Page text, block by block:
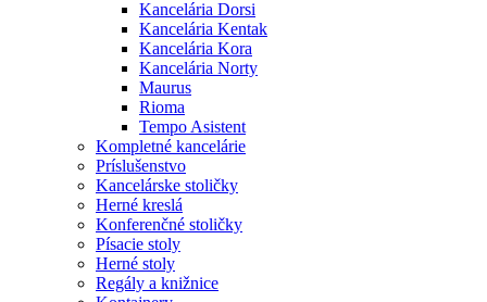
Kancelária Dorsi
Kancelária Kentak
Kancelária Kora
Kancelária Norty
Maurus
Rioma
Tempo Asistent
Kompletné kancelárie
Príslušenstvo
Kancelárske stoličky
Herné kreslá
Konferenčné stoličky
Písacie stoly
Herné stoly
Regály a knižnice